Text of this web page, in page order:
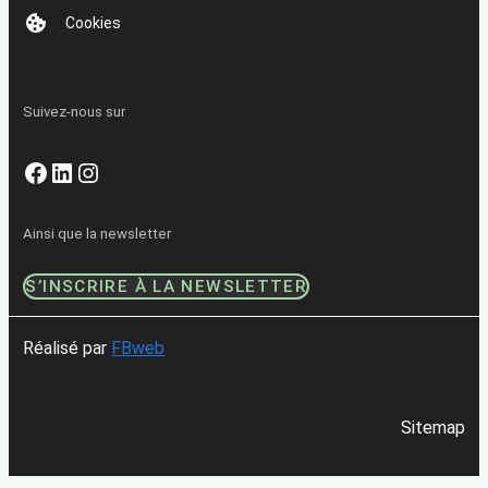
Cookies
Suivez-nous sur
Facebook
LinkedIn
Instagram
Ainsi que la newsletter
S’INSCRIRE À LA NEWSLETTER
Réalisé par FBweb
Sitemap